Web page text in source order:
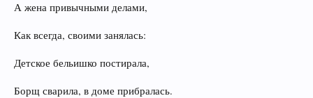
А жена привычными делами,
Как всегда, своими занялась:
Детское бельишко постирала,
Борщ сварила, в доме прибралась.